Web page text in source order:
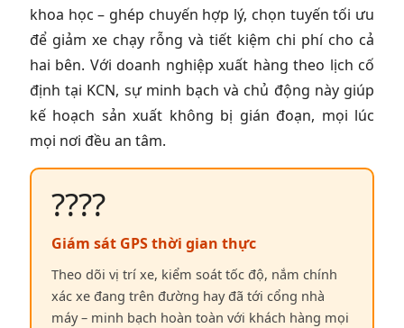
khoa học – ghép chuyến hợp lý, chọn tuyến tối ưu
để giảm xe chạy rỗng và tiết kiệm chi phí cho cả
hai bên. Với doanh nghiệp xuất hàng theo lịch cố
định tại KCN, sự minh bạch và chủ động này giúp
kế hoạch sản xuất không bị gián đoạn, mọi lúc
mọi nơi đều an tâm.
????
Giám sát GPS thời gian thực
Theo dõi vị trí xe, kiểm soát tốc độ, nắm chính
xác xe đang trên đường hay đã tới cổng nhà
máy – minh bạch hoàn toàn với khách hàng mọi